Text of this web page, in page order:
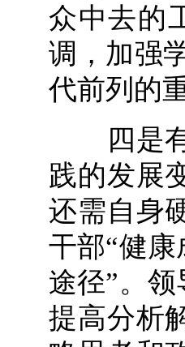
众中去的
调，加强
代前列的
四是有
践的发展
还需自身
干部“健
途径”。
提高分析